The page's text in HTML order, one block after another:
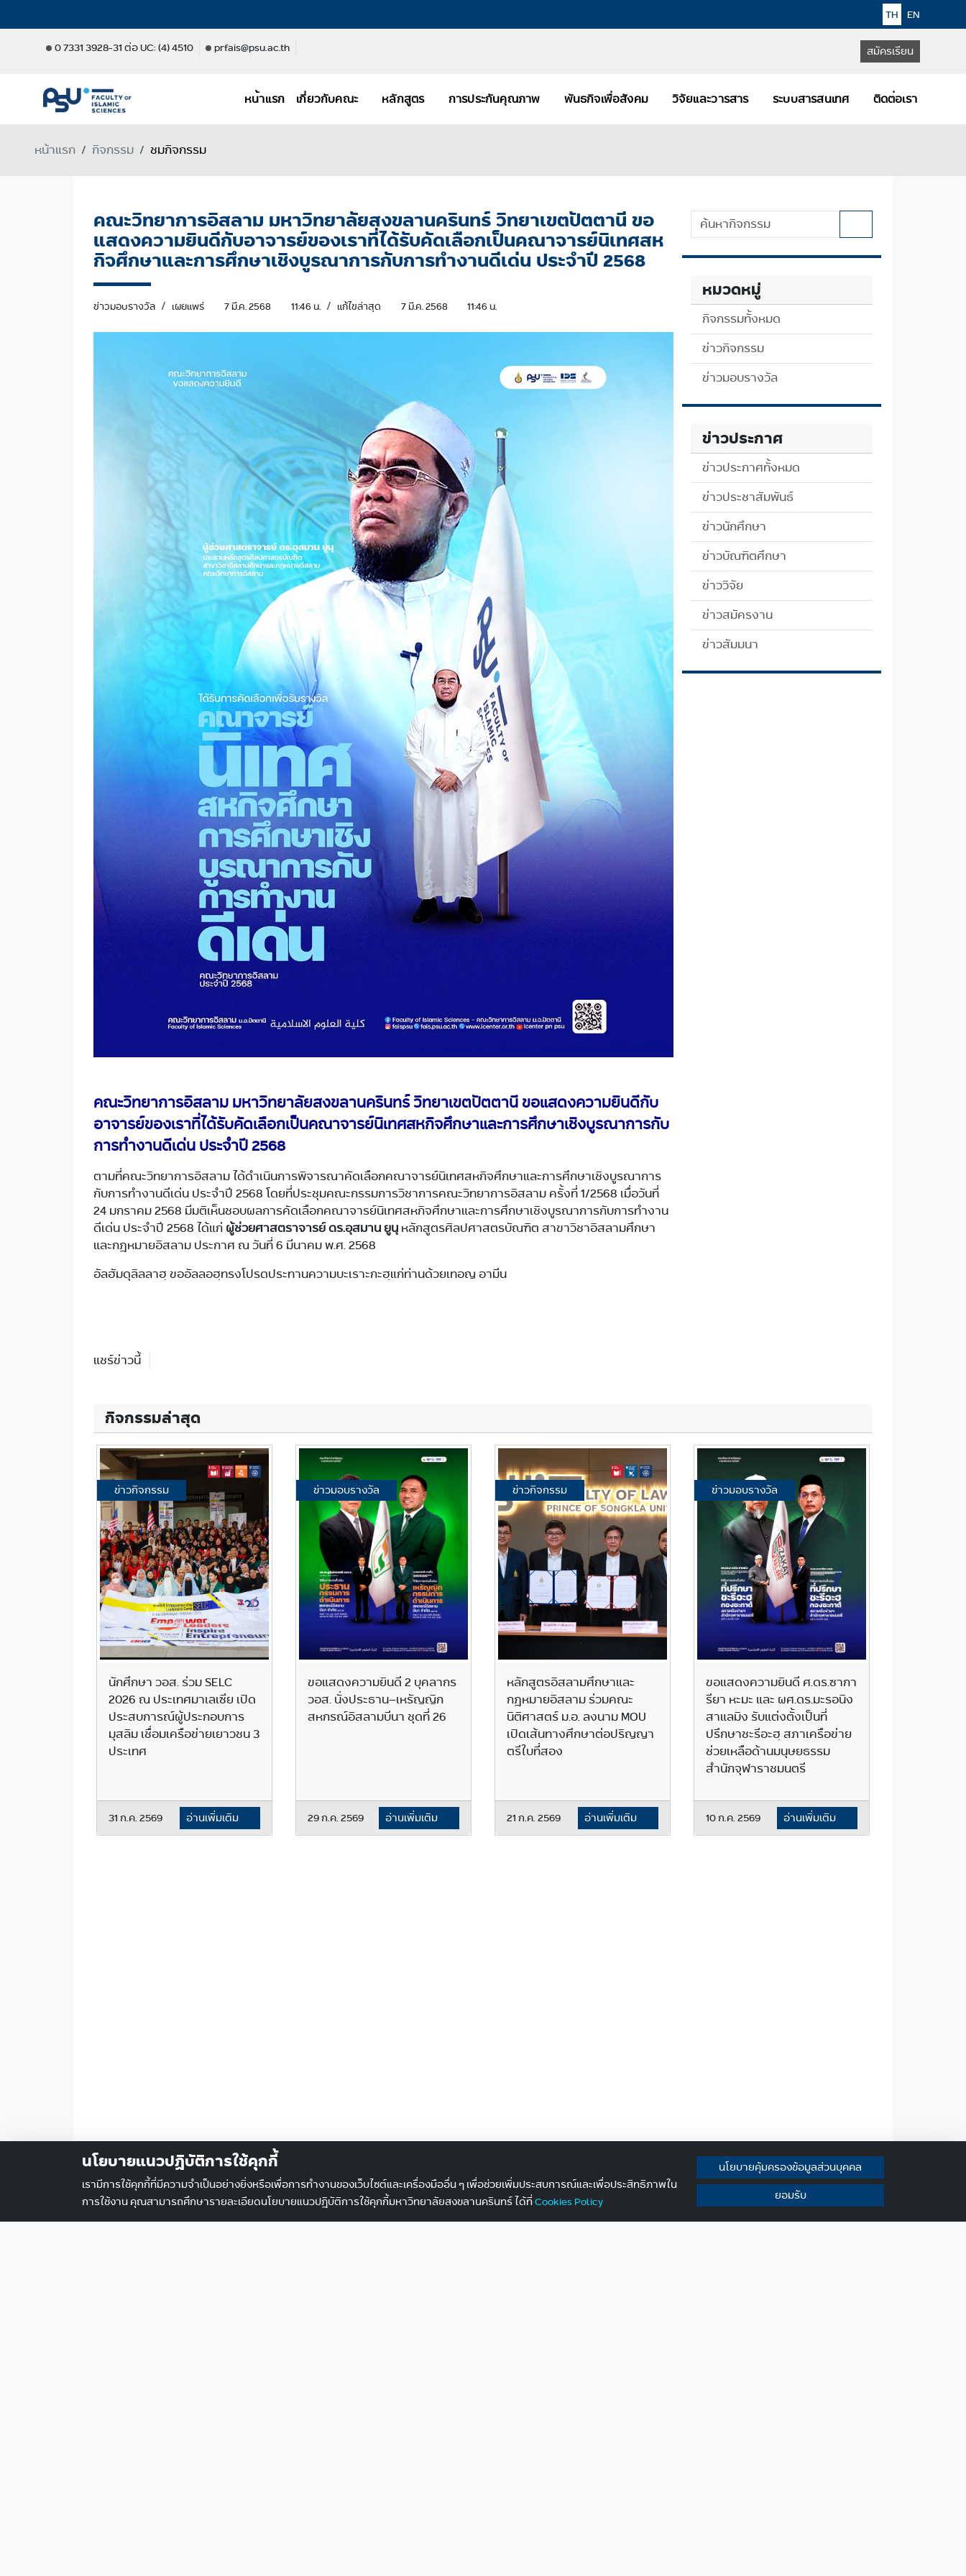
TH EN
0 7331 3928-31 ต่อ UC: (4) 4510 prfais@psu.ac.th สมัครเรียน
หน้าแรก เกี่ยวกับคณะ หลักสูตร การประกันคุณภาพ พันธกิจเพื่อสังคม วิจัยและวารสาร ระบบสารสนเทศ ติดต่อเรา
หน้าแรก กิจกรรม ชมกิจกรรม
คณะวิทยาการอิสลาม มหาวิทยาลัยสงขลานครินทร์ วิทยาเขตปัตตานี ขอ
แสดงความยินดีกับอาจารย์ของเราที่ได้รับคัดเลือกเป็นคณาจารย์นิเทศสห
กิจศึกษาและการศึกษาเชิงบูรณาการกับการทำงานดีเด่น ประจำปี 2568
ข่าวมอบรางวัล เผยแพร่ 7 มี.ค. 2568 11:46 น. แก้ไขล่าสุด 7 มี.ค. 2568 11:46 น.
คณะวิทยาการอิสลาม มหาวิทยาลัยสงขลานครินทร์ วิทยาเขตปัตตานี ขอแสดงความยินดีกับ
อาจารย์ของเราที่ได้รับคัดเลือกเป็นคณาจารย์นิเทศสหกิจศึกษาและการศึกษาเชิงบูรณาการกับ
การทำงานดีเด่น ประจำปี 2568
ตามที่คณะวิทยาการอิสลาม ได้ดำเนินการพิจารณาคัดเลือกคณาจารย์นิเทศสหกิจศึกษาและการศึกษาเชิงบูรณาการ
กับการทำงานดีเด่น ประจำปี 2568 โดยที่ประชุมคณะกรรมการวิชาการคณะวิทยาการอิสลาม ครั้งที่ 1/2568 เมื่อวันที่
24 มกราคม 2568 มีมติเห็นชอบผลการคัดเลือกคณาจารย์นิเทศสหกิจศึกษาและการศึกษาเชิงบูรณาการกับการทำงาน
ดีเด่น ประจำปี 2568 ได้แก่ ผู้ช่วยศาสตราจารย์ ดร.อุสมาน ยูนุ หลักสูตรศิลปศาสตรบัณฑิต สาขาวิชาอิสลามศึกษา
และกฎหมายอิสลาม ประกาศ ณ วันที่ 6 มีนาคม พ.ศ. 2568
อัลฮัมดุลิลลาฮฺ ขออัลลอฮฺทรงโปรดประทานความบะเราะกะฮฺแก่ท่านด้วยเทอญ อามีน
แชร์ข่าวนี้
หมวดหมู่
กิจกรรมทั้งหมด
ข่าวกิจกรรม
ข่าวมอบรางวัล
ข่าวประกาศ
ข่าวประกาศทั้งหมด
ข่าวประชาสัมพันธ์
ข่าวนักศึกษา
ข่าวบัณฑิตศึกษา
ข่าววิจัย
ข่าวสมัครงาน
ข่าวสัมมนา
กิจกรรมล่าสุด
ข่าวกิจกรรม
นักศึกษา วอส. ร่วม SELC
2026 ณ ประเทศมาเลเซีย เปิด
ประสบการณ์ผู้ประกอบการ
มุสลิม เชื่อมเครือข่ายเยาวชน 3
ประเทศ
31 ก.ค. 2569 อ่านเพิ่มเติม
ข่าวมอบรางวัล
ขอแสดงความยินดี 2 บุคลากร
วอส. นั่งประธาน–เหรัญญิก
สหกรณ์อิสลามบีนา ชุดที่ 26
29 ก.ค. 2569 อ่านเพิ่มเติม
ข่าวกิจกรรม
หลักสูตรอิสลามศึกษาและ
กฎหมายอิสลาม ร่วมคณะ
นิติศาสตร์ ม.อ. ลงนาม MOU
เปิดเส้นทางศึกษาต่อปริญญา
ตรีใบที่สอง
21 ก.ค. 2569 อ่านเพิ่มเติม
ข่าวมอบรางวัล
ขอแสดงความยินดี ศ.ดร.ซากา
รียา หะมะ และ ผศ.ดร.มะรอนิง
สาแลมิง รับแต่งตั้งเป็นที่
ปรึกษาชะรีอะฮฺ สภาเครือข่าย
ช่วยเหลือด้านมนุษยธรรม
สำนักจุฬาราชมนตรี
10 ก.ค. 2569 อ่านเพิ่มเติม
นโยบายแนวปฏิบัติการใช้คุกกี้
เรามีการใช้คุกกี้ที่มีความจำเป็นอย่างยิ่งหรือเพื่อการทำงานของเว็บไซต์และเครื่องมืออื่น ๆ เพื่อช่วยเพิ่มประสบการณ์และเพื่อประสิทธิภาพใน
การใช้งาน คุณสามารถศึกษารายละเอียดนโยบายแนวปฎิบัติการใช้คุกกี้มหาวิทยาลัยสงขลานครินทร์ ได้ที่Cookies Policy
นโยบายคุ้มครองข้อมูลส่วนบุคคล
ยอมรับ